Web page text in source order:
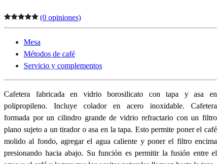
(0 opiniones)
Mesa
Métodos de café
Servicio y complementos
Cafetera fabricada en vidrio borosilicato con tapa y asa en
polipropileno. Incluye colador en acero inoxidable. Cafetera
formada por un cilindro grande de vidrio refractario con un filtro
plano sujeto a un tirador o asa en la tapa. Esto permite poner el café
molido al fondo, agregar el agua caliente y poner el filtro encima
presionando hacia abajo. Su función es permitir la fusión entre el